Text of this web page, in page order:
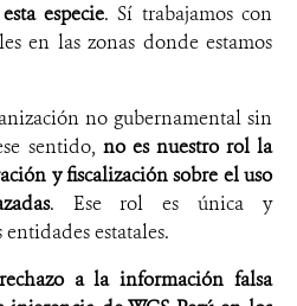
especie. Sí trabajamos con
en las zonas donde estamos
no gubernamental sin
sentido, no es nuestro rol la
y fiscalización sobre el uso
. Ese rol es única y
estatales.
a la información falsa